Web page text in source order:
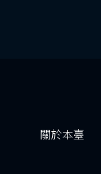
關於本臺